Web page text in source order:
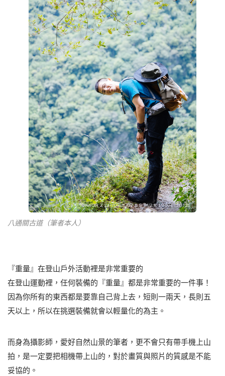
八通關古道（筆者本人）
『重量』在登山戶外活動裡是非常重要的
在登山運動裡，任何裝備的『重量』都是非常重要的一件事！
因為你所有的東西都是要靠自己背上去，短則一兩天，長則五
天以上，所以在挑選裝備就會以輕量化的為主。
而身為攝影師，愛好自然山景的筆者，更不會只有帶手機上山
拍，是一定要把相機帶上山的，對於畫質與照片的質感是不能
妥協的。